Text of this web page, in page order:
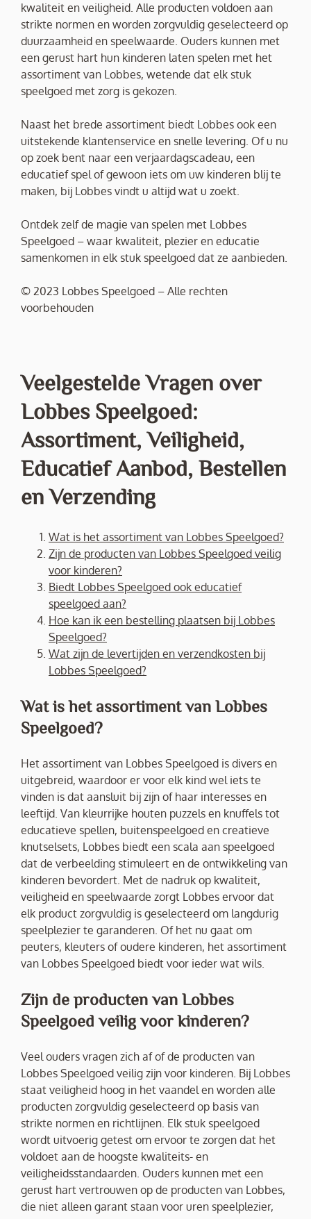
kwaliteit en veiligheid. Alle producten voldoen aan
strikte normen en worden zorgvuldig geselecteerd op
duurzaamheid en speelwaarde. Ouders kunnen met
een gerust hart hun kinderen laten spelen met het
assortiment van Lobbes, wetende dat elk stuk
speelgoed met zorg is gekozen.
Naast het brede assortiment biedt Lobbes ook een
uitstekende klantenservice en snelle levering. Of u nu
op zoek bent naar een verjaardagscadeau, een
educatief spel of gewoon iets om uw kinderen blij te
maken, bij Lobbes vindt u altijd wat u zoekt.
Ontdek zelf de magie van spelen met Lobbes
Speelgoed – waar kwaliteit, plezier en educatie
samenkomen in elk stuk speelgoed dat ze aanbieden.
© 2023 Lobbes Speelgoed – Alle rechten
voorbehouden
Veelgestelde Vragen over
Lobbes Speelgoed:
Assortiment, Veiligheid,
Educatief Aanbod, Bestellen
en Verzending
Wat is het assortiment van Lobbes Speelgoed?
Zijn de producten van Lobbes Speelgoed veilig
voor kinderen?
Biedt Lobbes Speelgoed ook educatief
speelgoed aan?
Hoe kan ik een bestelling plaatsen bij Lobbes
Speelgoed?
Wat zijn de levertijden en verzendkosten bij
Lobbes Speelgoed?
Wat is het assortiment van Lobbes
Speelgoed?
Het assortiment van Lobbes Speelgoed is divers en
uitgebreid, waardoor er voor elk kind wel iets te
vinden is dat aansluit bij zijn of haar interesses en
leeftijd. Van kleurrijke houten puzzels en knuffels tot
educatieve spellen, buitenspeelgoed en creatieve
knutselsets, Lobbes biedt een scala aan speelgoed
dat de verbeelding stimuleert en de ontwikkeling van
kinderen bevordert. Met de nadruk op kwaliteit,
veiligheid en speelwaarde zorgt Lobbes ervoor dat
elk product zorgvuldig is geselecteerd om langdurig
speelplezier te garanderen. Of het nu gaat om
peuters, kleuters of oudere kinderen, het assortiment
van Lobbes Speelgoed biedt voor ieder wat wils.
Zijn de producten van Lobbes
Speelgoed veilig voor kinderen?
Veel ouders vragen zich af of de producten van
Lobbes Speelgoed veilig zijn voor kinderen. Bij Lobbes
staat veiligheid hoog in het vaandel en worden alle
producten zorgvuldig geselecteerd op basis van
strikte normen en richtlijnen. Elk stuk speelgoed
wordt uitvoerig getest om ervoor te zorgen dat het
voldoet aan de hoogste kwaliteits- en
veiligheidsstandaarden. Ouders kunnen met een
gerust hart vertrouwen op de producten van Lobbes,
die niet alleen garant staan voor uren speelplezier,